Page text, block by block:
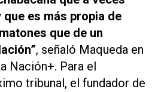
es más propia de
que de un
, señaló Maqueda en
Nación+. Para el
tribunal, el fundador de